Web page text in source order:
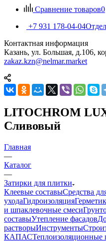
Сравнение товаров0
+7 931 178-04-04
Контактная информация
Казань, ул. Большая, д.106,
zakaz.kzn@nelmar.market
LITOCHROM
Сливовый
Главная
—
Каталог
—
Затирки для плитки
Клеевые составыСредства
уходаГидроизоляция
и шпаклевочные смеси
составыУтепление фасадов
растворыИнструменты
КАПАСТеплоизоляционные